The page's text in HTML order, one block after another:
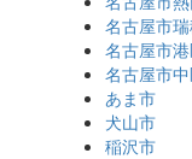
名古屋市
名古屋市
名古屋市
あま市
犬山市
稲沢市